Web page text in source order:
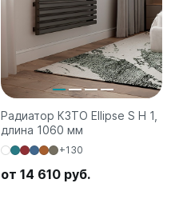
Радиатор КЗТО Ellipse S H 1,
длина 1060 мм
+130
от 14 610 руб.